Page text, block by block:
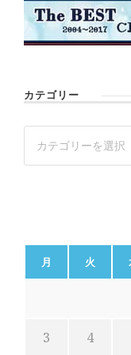
カテゴリー
月 火
3 4